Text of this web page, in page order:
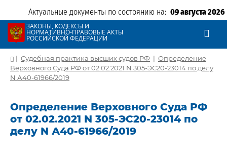
Актуальные документы по состоянию на: 09 августа 2026
ЗАКОНЫ, КОДЕКСЫ И
НОРМАТИВНО-ПРАВОВЫЕ АКТЫ
РОССИЙСКОЙ ФЕДЕРАЦИИ
| Судебная практика высших судов РФ | Определение
Верховного Суда РФ от 02.02.2021 N 305-ЭС20-23014 по делу
N А40-61966/2019
Определение Верховного Суда РФ
от 02.02.2021 N 305-ЭС20-23014 по
делу N А40-61966/2019